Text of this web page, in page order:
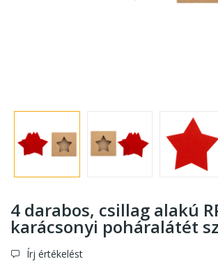
4 darabos, csillag alakú
karácsonyi poháralátét
Írj értékelést